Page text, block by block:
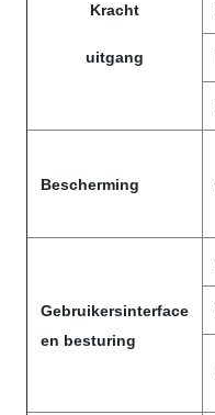
Kracht
uitgang
Bescherming
Gebruikersinterface
en besturing